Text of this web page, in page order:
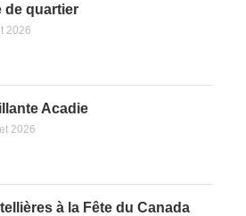
de quartier
2026
Acadie
2026
à la Fête du Canada